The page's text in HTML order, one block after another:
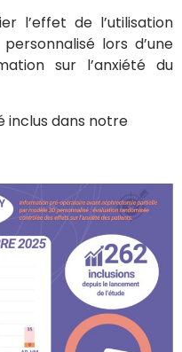
l’effet de l’utilisation
lors d’une
sur l’anxiété du
inclus dans notre